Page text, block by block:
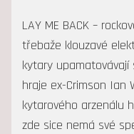
LAY ME BACK –
třebaže klouzavé
kytary
hraje ex-Crimson Ian
kytarového arzenálu
zde sice nemá své